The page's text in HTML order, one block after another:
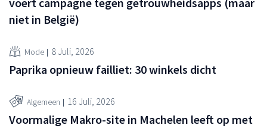
niet in België)
Mode 8 Juli, 2026
Paprika opnieuw failliet: 30 winkels dicht
Algemeen 16 Juli, 2026
Voormalige Makro-site in Machelen leeft op met